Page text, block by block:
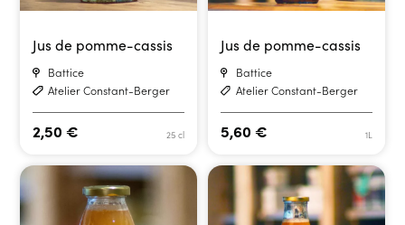
Jus de pomme-cassis
Battice
Atelier Constant-Berger
25 cl
2,50€
Jus de pomme-cassis
Battice
Atelier Constant-Berger
1L
5,60 €